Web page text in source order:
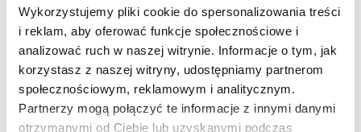
Wykorzystujemy pliki cookie do spersonalizowania treści
i reklam, aby oferować funkcje społecznościowe i
analizować ruch w naszej witrynie. Informacje o tym, jak
korzystasz z naszej witryny, udostępniamy partnerom
społecznościowym, reklamowym i analitycznym.
Partnerzy mogą połączyć te informacje z innymi danymi
otrzymanymi od Ciebie lub uzyskanymi podczas